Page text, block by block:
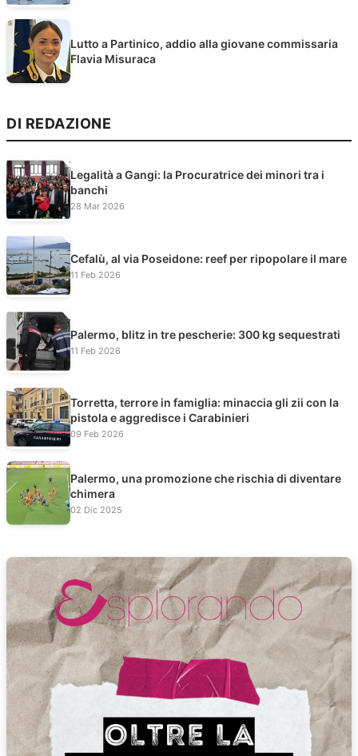
Lutto a Partinico, addio alla giovane commissaria
Flavia Misuraca
DI REDAZIONE
Legalità a Gangi: la Procuratrice dei minori tra i
banchi
28 Mar 2026
Cefalù, al via Poseidone: reef per ripopolare il mare
11 Feb 2026
Palermo, blitz in tre pescherie: 300 kg sequestrati
11 Feb 2026
Torretta, terrore in famiglia: minaccia gli zii con la
pistola e aggredisce i Carabinieri
09 Feb 2026
Palermo, una promozione che rischia di diventare
chimera
02 Dic 2025